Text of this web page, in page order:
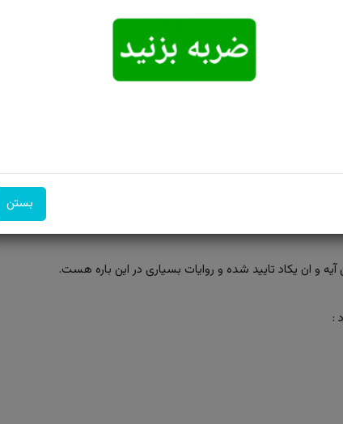
توضیحات: ارسال و سایز رایگان همراه با هدیه زعفران قائنات از...
امکان تحویل
کرد که باعث دفع چشم نظر بدخواهان می‌شود.
ان یکاد تایید شده و روایات بسیاری در این باره هست.
:
بستن